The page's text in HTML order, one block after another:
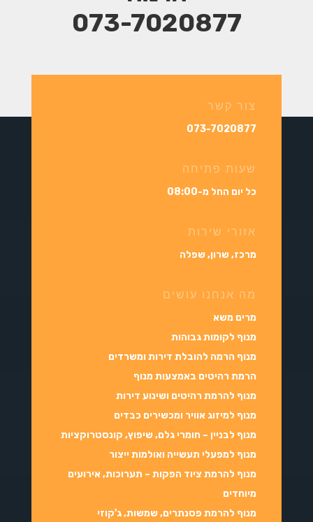
073-7020877
צור קשר
073-7020877
שעות פתיחה
כל יום החל מ-08:00
אזורי שירות
מרכז, שרון, שפלה
מה אנחנו עושים
מרים משא
מנוף לקומות גבוהות
מנוף הרמה להובלת דירות ומשרדים
הרמת רהיטים באמצעות מנוף
מנוף להרמת רהיטים ושינוע דירות
מנוף למיזוג אוויר ומכשירים כבדים
מנוף לבניין – חומרי גלם, שיפוץ, קונסטרוקציות
מנוף למפעלי תעשייה ואולמות ייצור
מנוף להרמת ציוד הפקות – תערוכות, אירועים
מיוחדים
מנוף להרמת פסנתרים, שמשות, ג'קוזי